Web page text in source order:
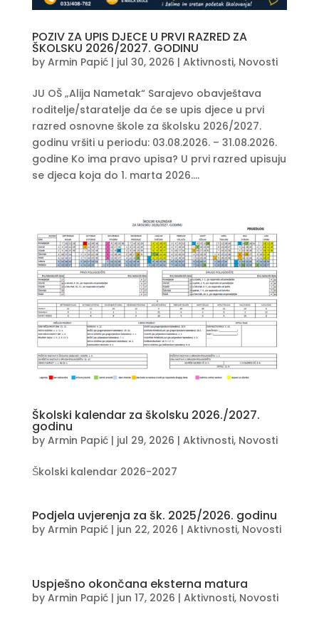
POZIV ZA UPIS DJECE U PRVI RAZRED ZA
ŠKOLSKU 2026/2027. GODINU
by Armin Papić| jul 30, 2026 | Aktivnosti, Novosti
JU OŠ „Alija Nametak“ Sarajevo obavještava
roditelje/staratelje da će se upis djece u prvi
razred osnovne škole za školsku 2026/2027.
godinu vršiti u periodu: 03.08.2026. – 31.08.2026.
godine Ko ima pravo upisa? U prvi razred upisuju
se djeca koja do 1. marta 2026....
Školski kalendar za školsku 2026./2027.
godinu
by Armin Papić| jul 29, 2026 | Aktivnosti, Novosti
Školski kalendar 2026-2027
Podjela uvjerenja za šk. 2025/2026. godinu
by Armin Papić| jun 22, 2026 | Aktivnosti, Novosti
Uspješno okončana eksterna matura
by Armin Papić| jun 17, 2026 | Aktivnosti, Novosti